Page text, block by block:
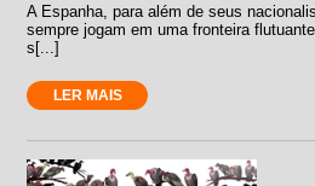
A Espanha, para além de seus
sempre jogam em uma fronteira
s[...]
LER MAIS